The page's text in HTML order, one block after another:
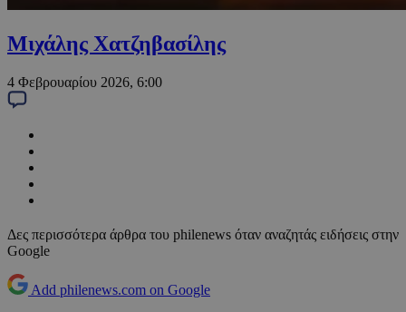
Μιχάλης Χατζηβασίλης
4 Φεβρουαρίου 2026, 6:00
Δες περισσότερα άρθρα του philenews όταν αναζητάς ειδήσεις στην
Google
Add philenews.com on Google